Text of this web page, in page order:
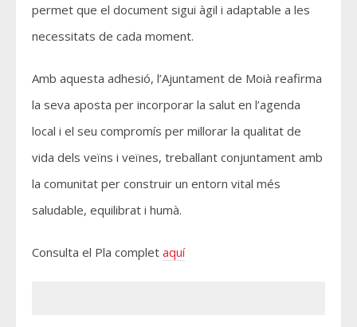
permet que el document sigui àgil i adaptable a les
necessitats de cada moment.
Amb aquesta adhesió, l’Ajuntament de Moià reafirma
la seva aposta per incorporar la salut en l’agenda
local i el seu compromís per millorar la qualitat de
vida dels veïns i veïnes, treballant conjuntament amb
la comunitat per construir un entorn vital més
saludable, equilibrat i humà.
Consulta el Pla complet aquí